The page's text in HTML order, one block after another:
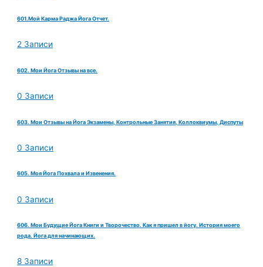
601.Мой Карма Раджа Йога Отчет.
2 Записи
602. Мои Йога Отзывы на все.
0 Записи
603. Мои Отзывы на Йога Экзамены, Контрольные Занятия, Коллоквиумы, Диспуты
0 Записи
605. Моя Йога Похвала и Извенения.
0 Записи
606. Мои Будущие Йога Книги и Творочество. Как я пришел в йогу. История моего
рода. Йога для начинающих.
8 Записи